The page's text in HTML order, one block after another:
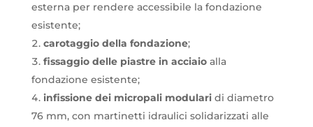
esterna per rendere accessibile la fondazione
esistente;
carotaggio della fondazione;
fissaggio delle piastre in acciaioalla
fondazione esistente;
infissione dei micropali modularidi diametro
76 mm, con martinetti idraulici solidarizzati alle